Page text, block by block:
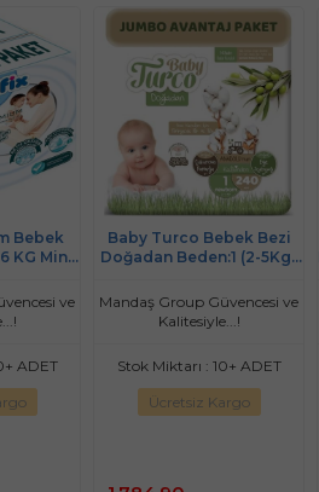
Bezi
(2-5Kg)
Pk
ve
ADET
Molfix Premium Smart Fit
Bebek Bezi 6 Beden 15+ KG
Ultra Fırsat Pk
Mandaş Group Güvencesi ve
Kalitesiyle...!
Stok Miktarı : Son 3 PAKET
Ücretsiz Kargo